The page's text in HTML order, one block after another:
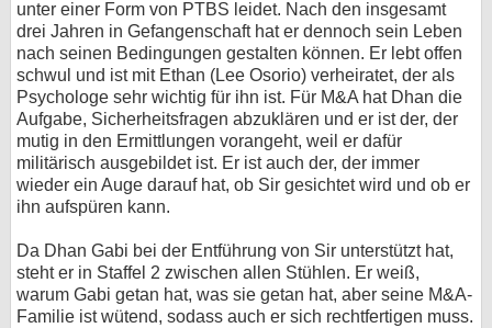
unter einer Form von PTBS leidet. Nach den insgesamt
drei Jahren in Gefangenschaft hat er dennoch sein Leben
nach seinen Bedingungen gestalten können. Er lebt offen
schwul und ist mit Ethan (Lee Osorio) verheiratet, der als
Psychologe sehr wichtig für ihn ist. Für M&A hat Dhan die
Aufgabe, Sicherheitsfragen abzuklären und er ist der, der
mutig in den Ermittlungen vorangeht, weil er dafür
militärisch ausgebildet ist. Er ist auch der, der immer
wieder ein Auge darauf hat, ob Sir gesichtet wird und ob er
ihn aufspüren kann.
Da Dhan Gabi bei der Entführung von Sir unterstützt hat,
steht er in Staffel 2 zwischen allen Stühlen. Er weiß,
warum Gabi getan hat, was sie getan hat, aber seine M&A-
Familie ist wütend, sodass auch er sich rechtfertigen muss.